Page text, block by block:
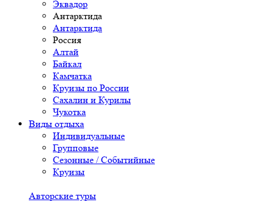
Эквадор
Антарктида
Антарктида
Россия
Алтай
Байкал
Камчатка
Круизы по России
Сахалин и Курилы
Чукотка
Виды отдыха
Индивидуальные
Групповые
Сезонные / Событийные
Круизы
Авторские туры